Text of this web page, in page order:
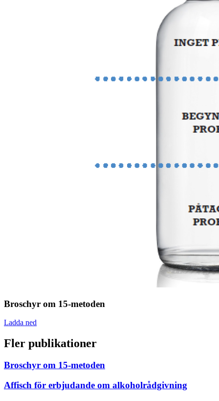
Broschyr om 15-metoden
Ladda ned
Fler publikationer
Broschyr om 15-metoden
Affisch för erbjudande om alkoholrådgivning